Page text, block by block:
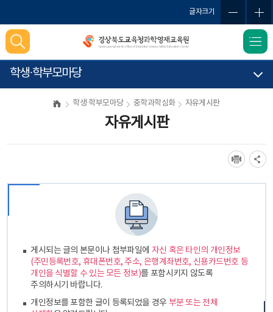
글자크기
인
메
뉴
학생·학부모마당
학생·학부모마당 중학과학심화 자유게시판
자유게시판
게시되는 글의 본문이나 첨부파일에 자신 혹은 타인의 개인정보
(주민등록번호, 휴대폰번호, 주소, 은행계좌번호, 신용카드번호 등
개인을 식별할 수 있는 모든 정보)를 포함시키지 않도록
주의하시기 바랍니다.
개인정보를 포함한 글이 등록되었을 경우 부분 또는 전체